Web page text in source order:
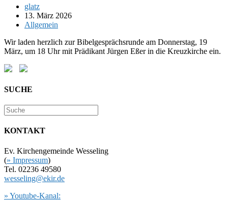
Beitrags-
Autor:
glatz
Beitrag
veröffentlicht:
13. März 2026
Beitrags-
Allgemein
Wir laden herzlich zur Bibelgesprächsrunde am Donnerstag, 19
März, um 18 Uhr mit Prädikant Jürgen Eßer in die Kreuzkirche ein.
SUCHE
KONTAKT
Ev. Kirchengemeinde Wesseling
(» Impressum)
Tel. 02236 49580
wesseling@ekir.de
» Youtube-Kanal: